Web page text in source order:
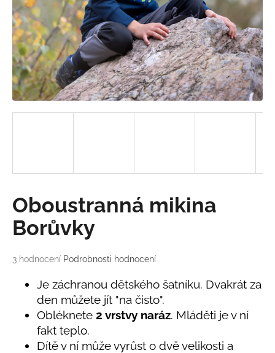
Průměrné
produktu
hvězdiček.
3 hodnocení Podrobnosti hodnocení
Oboustranná mikina
Borůvky
Je záchranou dětského šatníku. Dvakrát za
den můžete jít "na čisto".
Obléknete 2 vrstvy naráz. Mláděti je v ní
fakt teplo.
Dítě v ní může vyrůst o dvě velikosti a
a
j
í
t
?
D
o
p
o
u